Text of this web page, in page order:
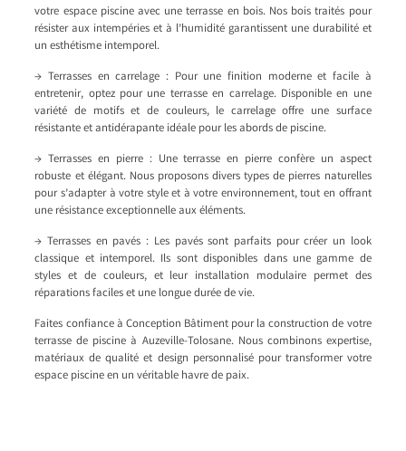
votre espace piscine avec une terrasse en bois. Nos bois traités pour
résister aux intempéries et à l’humidité garantissent une durabilité et
un esthétisme intemporel.
→ Terrasses en carrelage : Pour une finition moderne et facile à
entretenir, optez pour une terrasse en carrelage. Disponible en une
variété de motifs et de couleurs, le carrelage offre une surface
résistante et antidérapante idéale pour les abords de piscine.
→ Terrasses en pierre : Une terrasse en pierre confère un aspect
robuste et élégant. Nous proposons divers types de pierres naturelles
pour s’adapter à votre style et à votre environnement, tout en offrant
une résistance exceptionnelle aux éléments.
→ Terrasses en pavés : Les pavés sont parfaits pour créer un look
classique et intemporel. Ils sont disponibles dans une gamme de
styles et de couleurs, et leur installation modulaire permet des
réparations faciles et une longue durée de vie.
Faites confiance à Conception Bâtiment pour la construction de votre
terrasse de piscine à Auzeville-Tolosane. Nous combinons expertise,
matériaux de qualité et design personnalisé pour transformer votre
espace piscine en un véritable havre de paix.